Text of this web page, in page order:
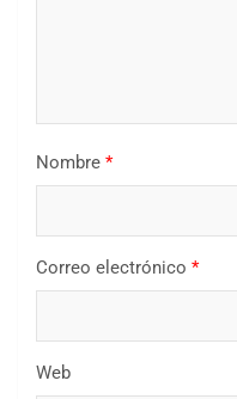
Nombre *
Correo electrónico *
Web